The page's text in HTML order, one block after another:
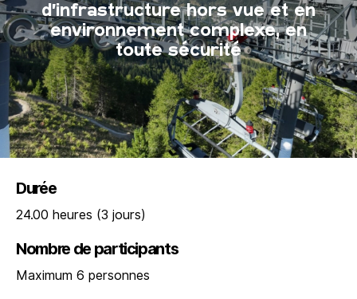
d’infrastructure hors vue et en
environnement complexe, en
toute sécurité
Durée
24.00 heures (3 jours)
Nombre departicipants
Maximum 6 personnes